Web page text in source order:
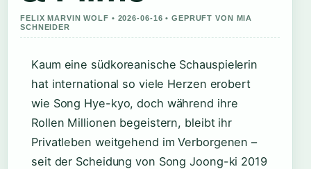
FELIX MARVIN WOLF • 2026-06-16 • GEPRUFT VON MIA
SCHNEIDER
Kaum eine südkoreanische Schauspielerin
hat international so viele Herzen erobert
wie Song Hye-kyo, doch während ihre
Rollen Millionen begeistern, bleibt ihr
Privatleben weitgehend im Verborgenen –
seit der Scheidung von Song Joong-ki 2019